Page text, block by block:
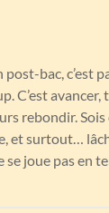
bac, c’est
C’est avancer,
rebondir. Sois
et surtout…
se joue pas en